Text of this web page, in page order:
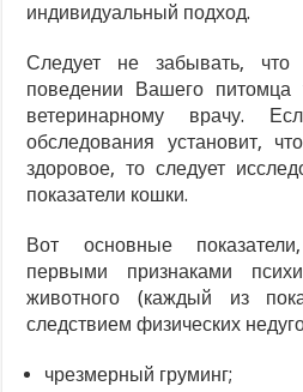
индивидуальный подход.
Следует не забывать,
поведении Вашего
ветеринарному врачу.
обследования установит,
здоровое, то следует
показатели кошки.
Вот основные
первыми признаками
животного (каждый из
следствием физических
чрезмерный груминг;